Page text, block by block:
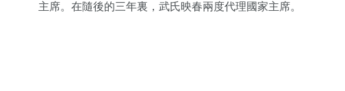
主席。在隨後的三年裏，武氏映春兩度代理國家主席。